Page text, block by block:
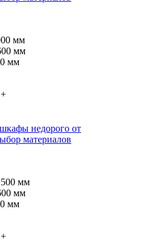
мм
мм
мм
+
мм
мм
мм
+